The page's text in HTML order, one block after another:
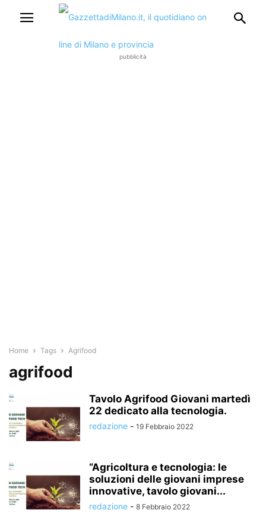
pubblicità
Home Tags Agrifood
agrifood
Tavolo Agrifood Giovani martedì
22 dedicato alla tecnologia.
redazione - 19 Febbraio 2022
“Agricoltura e tecnologia: le
soluzioni delle giovani imprese
innovative, tavolo giovani...
redazione - 8 Febbraio 2022